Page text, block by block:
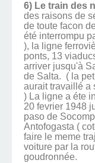
6) Le train des
des raisons de
de toute facon
été interrompu
), la ligne
ponts, 13
arriver jusqu'à
de Salta. ( la
aurait travaillé a
) La ligne a éte
20 fevrier 1948
paso de
Antofogasta (
faire le meme
voiture par la
goudronnée.